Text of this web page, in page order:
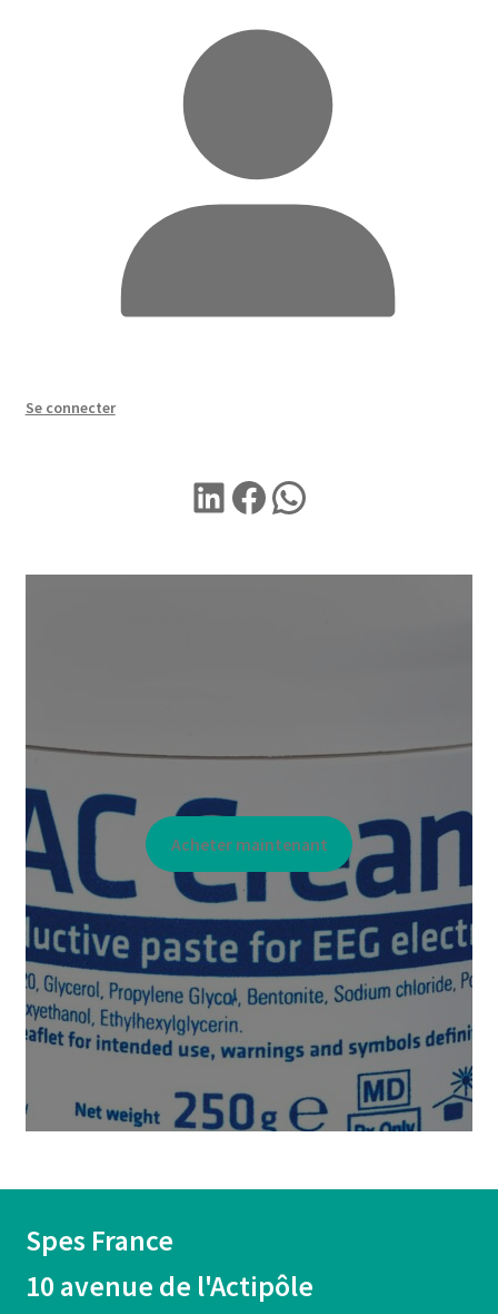
Se connecter
LINKEDIN
Facebook
WhatsApp
Acheter maintenant
Spes France
10 avenue de l'Actipôle